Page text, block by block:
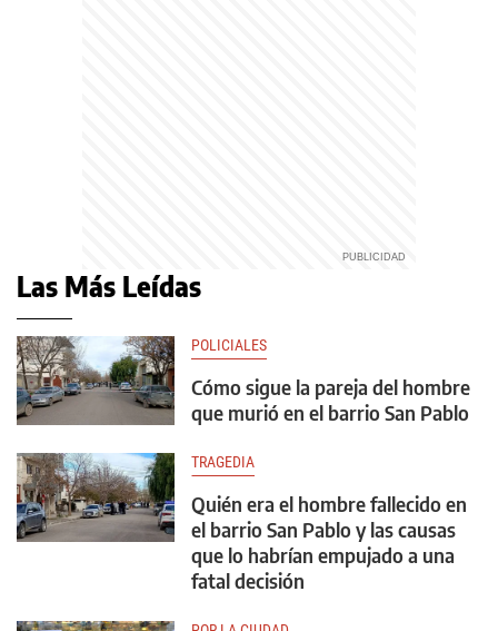
Las Más Leídas
POLICIALES
Cómo sigue la pareja del hombre
que murió en el barrio San Pablo
TRAGEDIA
Quién era el hombre fallecido en
el barrio San Pablo y las causas
que lo habrían empujado a una
fatal decisión